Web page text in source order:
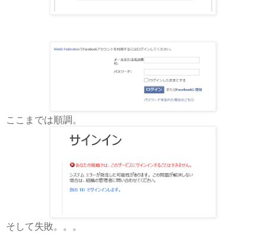
ここまでは順調。
そして失敗。。。